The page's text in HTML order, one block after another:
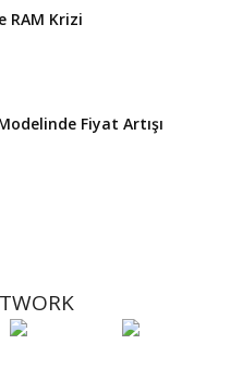
RAM Krizi
Fiyat Artışı